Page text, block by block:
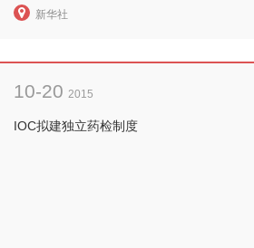
新华社
10-20 2015
IOC拟建独立药检制度